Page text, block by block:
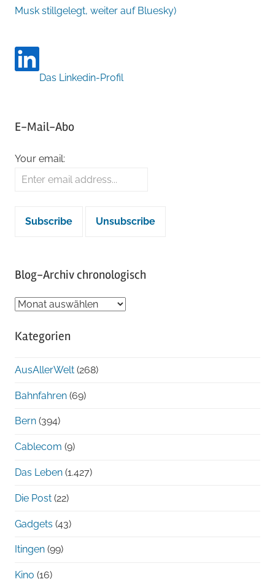
Musk stillgelegt, weiter auf Bluesky)
Das Linkedin-Profil
E-Mail-Abo
Your email:
Blog-Archiv chronologisch
Blog-
chronologisch
Kategorien
AusAllerWelt (268)
Bahnfahren (69)
Bern (394)
Cablecom (9)
Das Leben (1.427)
Die Post (22)
Gadgets (43)
Itingen (99)
Kino (16)